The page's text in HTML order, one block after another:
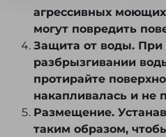
агрессивных
могут повредить
Защита от воды. При
разбрызгивании
протирайте
накапливалась и не
Размещение.
таким образом,